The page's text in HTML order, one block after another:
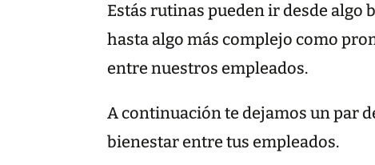
Estás rutinas pueden ir desde algo
hasta algo más complejo como
entre nuestros empleados.
A continuación te dejamos un par
bienestar entre tus empleados.